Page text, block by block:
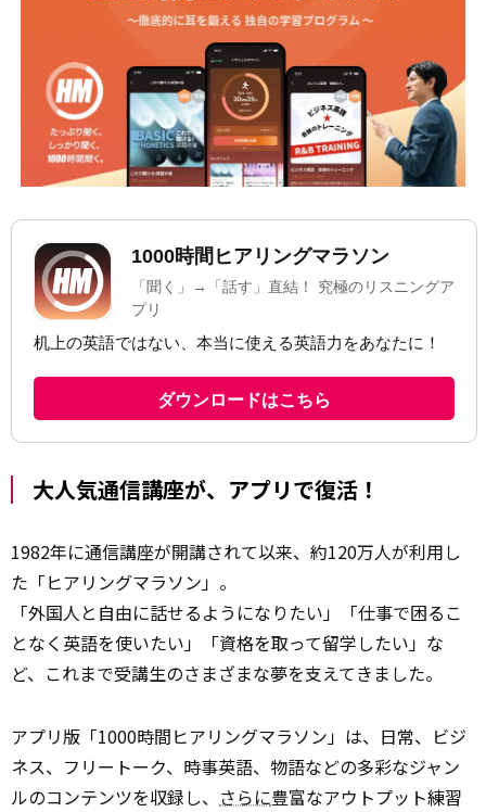
大人気通信講座が、アプリで復活！
1982年に通信講座が開講されて以来、約120万人が利用し
た「ヒアリングマラソン」。
「外国人と自由に話せるようになりたい」「仕事で困るこ
となく英語を使いたい」「資格を取って留学したい」な
ど、これまで受講生のさまざまな夢を支えてきました。
アプリ版「1000時間ヒアリングマラソン」は、日常、ビジ
ネス、フリートーク、時事英語、物語などの多彩なジャン
ルのコンテンツを収録し、 さらに豊富なアウトプット練習